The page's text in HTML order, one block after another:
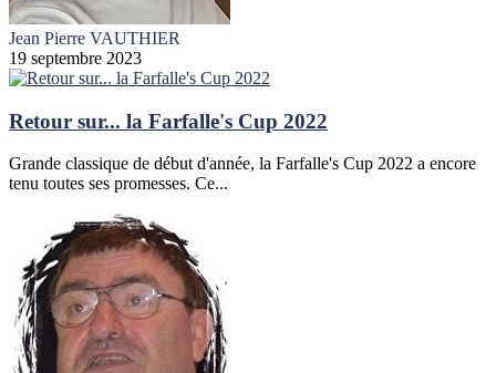
Jean Pierre VAUTHIER
19 septembre 2023
Retour sur... la Farfalle's Cup 2022
Grande classique de début d'année, la Farfalle's Cup 2022 a encore
tenu toutes ses promesses. Ce...